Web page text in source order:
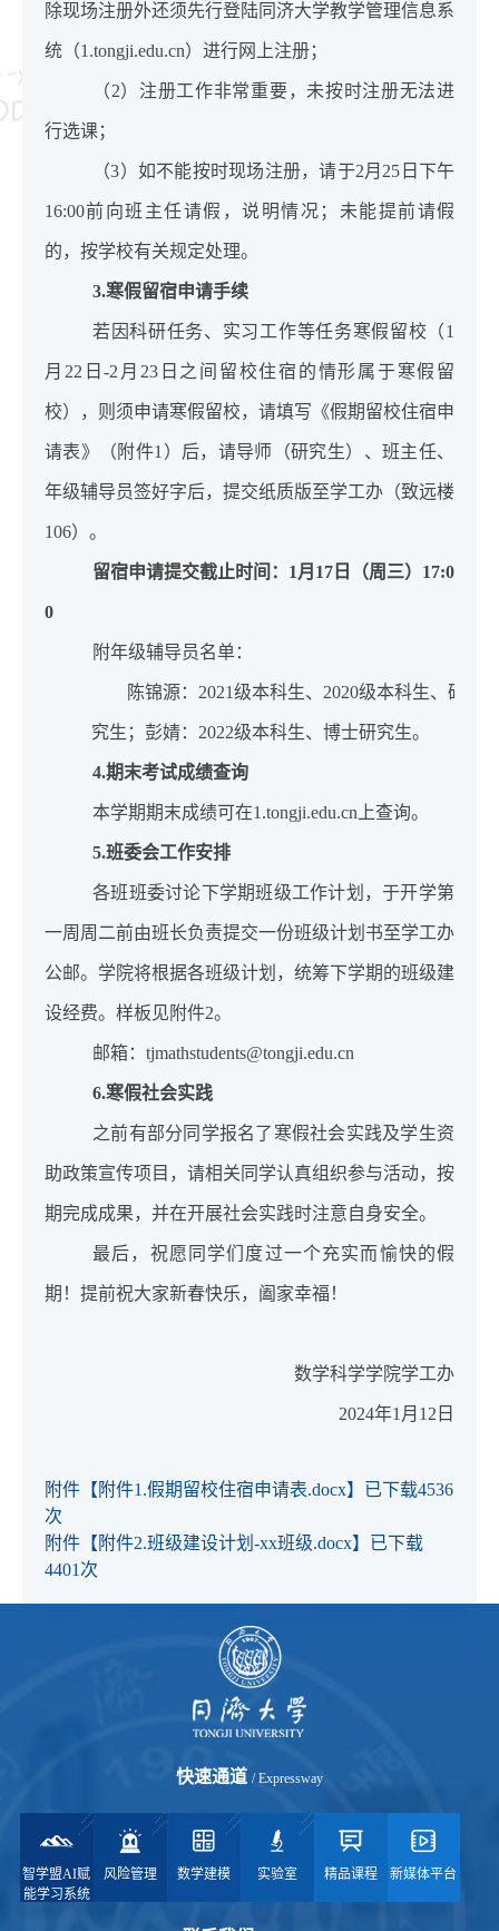
除现场注册外还须先行登陆同济大学教学管理信息系
统（1.tongji.edu.cn）进行网上注册；
（2）注册工作非常重要，未按时注册无法进
行选课；
（3）如不能按时现场注册，请于2月 25 日下午
16:00前向班主任请假，说明情况；未能提前请假
的，按学校有关规定处理。
3.寒假留宿申请手续
若因科研任务、实习工作等任务寒假留校（1
月 22 日-2 月 23日之间留校住宿的情形属于寒假留
校），则须申请寒假留校，请填写《假期留校住宿申
请表》（附件1 ）后，请导师（研究生）、班主任、
年级辅导员签好字后，提交纸质版至学工办（致远楼
106）。
留宿申请提交截止时间： 1 月 17 日（周三） 17:0
0
附年级辅导员名单：
陈锦源： 2021级本科生、 2020级本科生、硕士
究生；彭婧： 2022级本科生、博士研究生。
4.期末考试成绩查询
本学期期末成绩可在1.tongji.edu.cn 上查询。
5.班委会工作安排
各班班委讨论下学期班级工作计划，于开学第
一周周二前由班长负责提交一份班级计划书至学工办
公邮。学院将根据各班级计划，统筹下学期的班级建
设经费。样板见附件2。
邮箱： tjmathstudents@tongji.edu.cn
6.寒假社会实践
之前有部分同学报名了寒假社会实践及学生资
助政策宣传项目，请相关同学认真组织参与活动，按
期完成成果，并在开展社会实践时注意自身安全。
最后，祝愿同学们度过一个充实而愉快的假
期！提前祝大家新春快乐，阖家幸福！
数学科学学院学工办
2024年1 月 12 日
附件【 附件1.假期留校住宿申请表.docx】已下载4536
次
附件【 附件2.班级建设计划-xx班级.docx】已下载
4401 次
快速通道 / Expressway
智学盟AI赋
能学习系统
风险管理 数学建模 实验室 精品课程 新媒体平台